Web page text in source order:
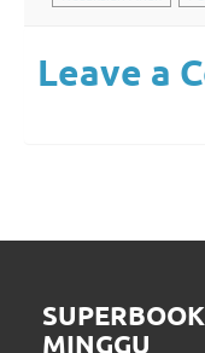
Leave a
MINGGU